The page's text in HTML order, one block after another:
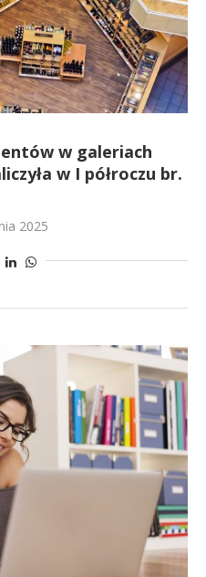
w galeriach
w I półroczu br.
2025